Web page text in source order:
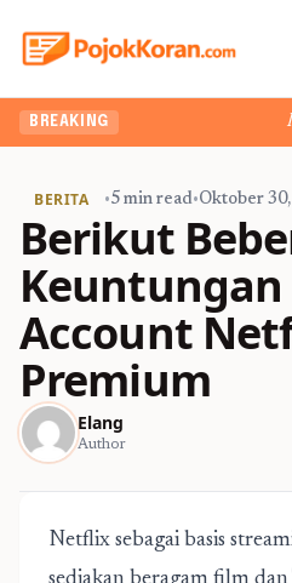
BREAKING
BERITA •5 min read•Oktober
Berikut
Account
Premium
Elang
Author
Netflix sebagai basis